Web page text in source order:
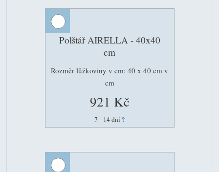
Polštář AIRELLA - 40x40
cm
Rozměr lůžkoviny v cm: 40 x 40 cm v
cm
921 Kč
7 - 14 dní ?